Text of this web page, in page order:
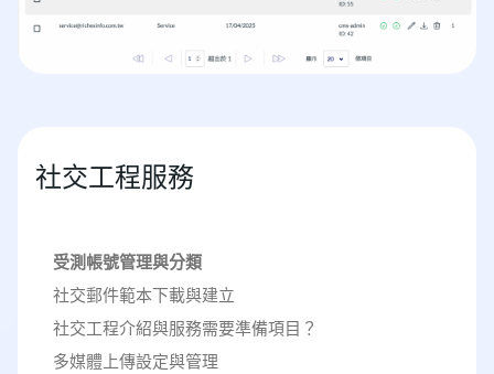
社交工程服務
受測帳號管理與分類
社交郵件範本下載與建立
社交工程介紹與服務需要準備項目？
多媒體上傳設定與管理